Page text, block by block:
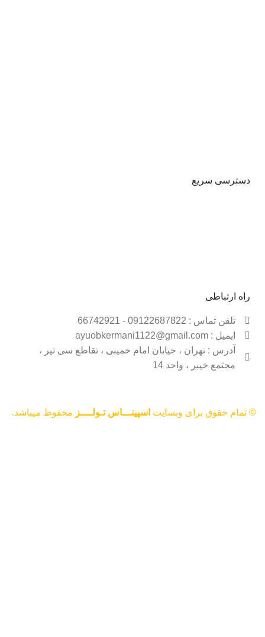
دسترسی سریع
راه ارتباطی
تلفن تماس : 09122687822 - 66742921
ایمیل : ayuobkermani1122@gmail.com
آدرس : تهران ، خیابان امام خمینی ، تقاطع سی تیر ،
مجتمع خیبر ، واحد 14
© تمام حقوق برای وبسایت اسپینـــاس تـولــــز محفوظ میباشد.